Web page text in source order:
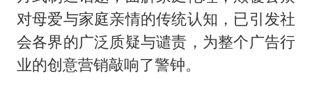
对母爱与家庭亲情的传统认知，已引发社
会各界的广泛质疑与谴责，为整个广告行
业的创意营销敲响了警钟。